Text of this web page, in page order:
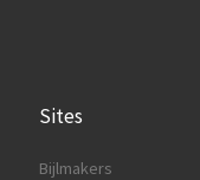
Sites
Bijlmakers